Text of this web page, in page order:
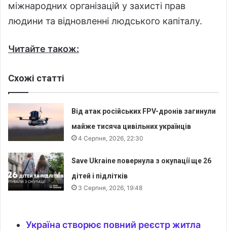
міжнародних організацій у захисті прав
людини та відновленні людського капіталу.
Читайте також:
Схожі статті
Від атак російських FPV-дронів загинули
майже тисяча цивільних українців
4 Серпня, 2026, 22:30
Save Ukraine повернула з окупації ще 26
дітей і підлітків
3 Серпня, 2026, 19:48
Україна створює повний реєстр житла